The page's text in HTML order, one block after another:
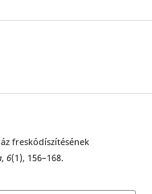
freskódíszítésének
, 6(1), 156–168.